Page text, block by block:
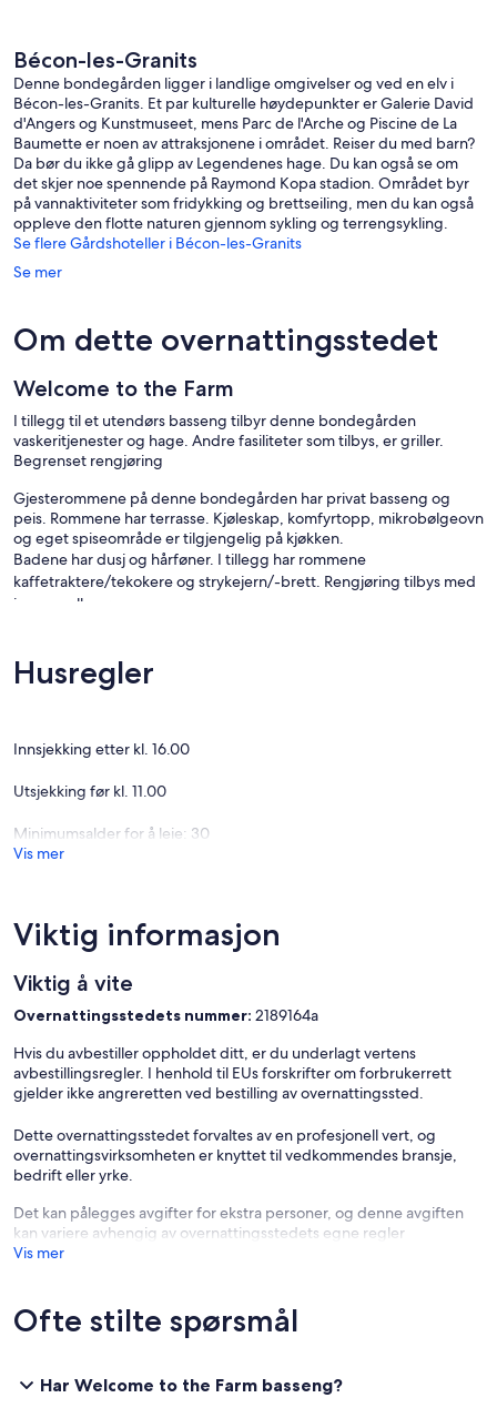
Bécon-les-Granits
Denne bondegården ligger i landlige omgivelser og ved en elv i
Bécon-les-Granits. Et par kulturelle høydepunkter er Galerie David
d'Angers og Kunstmuseet, mens Parc de l'Arche og Piscine de La
Baumette er noen av attraksjonene i området. Reiser du med barn?
Da bør du ikke gå glipp av Legendenes hage. Du kan også se om
det skjer noe spennende på Raymond Kopa stadion. Området byr
på vannaktiviteter som fridykking og brettseiling, men du kan også
oppleve den flotte naturen gjennom sykling og terrengsykling.
Se flere Gårdshoteller i Bécon-les-Granits
Se mer
Om dette overnattingsstedet
Welcome to the Farm
I tillegg til et utendørs basseng tilbyr denne bondegården
vaskeritjenester og hage. Andre fasiliteter som tilbys, er griller.
Begrenset rengjøring
Gjesterommene på denne bondegården har privat basseng og
peis. Rommene har terrasse. Kjøleskap, komfyrtopp, mikrobølgeovn
og eget spiseområde er tilgjengelig på kjøkken.
Badene har dusj og hårføner. I tillegg har rommene
kaffetraktere/tekokere og strykejern/-brett. Rengjøring tilbys med
jevne mellomrom.
basseng.
Fritidsaktivitetene som er oppført nedenfor, er tilgjengelige enten
Husregler
Innsjekking etter kl. 16.00
Utsjekking før kl. 11.00
Minimumsalder for å leie: 30
Vis mer
Viktig informasjon
Viktig å vite
Overnattingsstedets nummer: 2189164a
Hvis du avbestiller oppholdet ditt, er du underlagt vertens
avbestillingsregler. I henhold til EUs forskrifter om forbrukerrett
gjelder ikke angreretten ved bestilling av overnattingssted.
Dette overnattingsstedet forvaltes av en profesjonell vert, og
overnattingsvirksomheten er knyttet til vedkommendes bransje,
bedrift eller yrke.
Det kan pålegges avgifter for ekstra personer, og denne avgiften
kan variere avhengig av overnattingsstedets egne regler
Vis mer
Ofte stilte spørsmål
Har Welcome to the Farm basseng?